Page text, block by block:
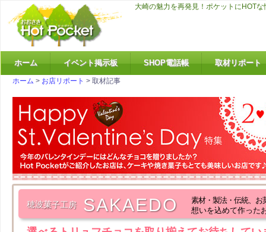
大崎の魅力を再発見！ポケットにHOT
ホーム イベント掲示板 SHOP電話帳 取材リポート
ホーム > お店リポート > 取材記事